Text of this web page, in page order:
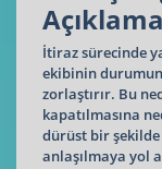
İtiraz sürecinde
ekibinin
zorlaştırır. Bu
kapatılmasına
dürüst bir şekilde
anlaşılmaya yol